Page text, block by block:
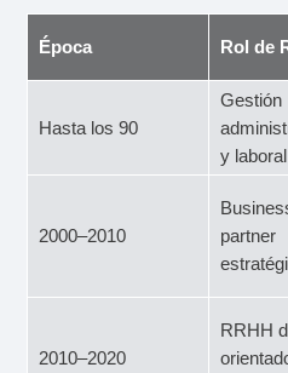
Época Rol de
Hasta los 90
Gestión
y laboral
2000–2010
partner
2010–2020
RRHH